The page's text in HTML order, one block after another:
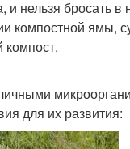
нельзя бросать в
компостной ямы,
компост.
для их развития: